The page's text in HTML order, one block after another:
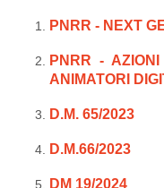
PNRR - NEXT
PNRR - AZIONI
ANIMATORI
D.M. 65/2023
D.M.66/2023
DM 19/2024